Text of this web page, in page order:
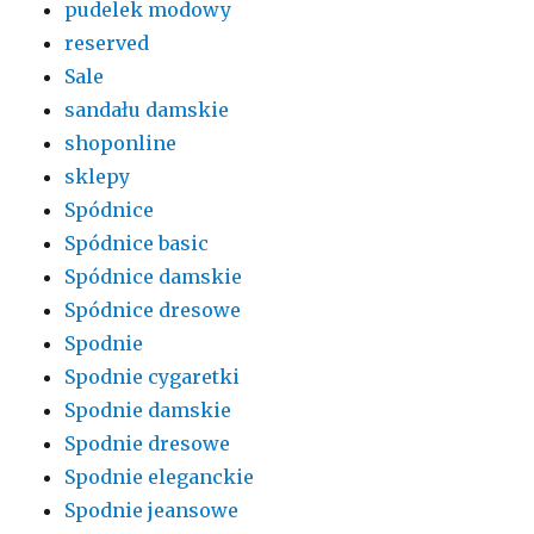
pudelek modowy
reserved
Sale
sandału damskie
shoponline
sklepy
Spódnice
Spódnice basic
Spódnice damskie
Spódnice dresowe
Spodnie
Spodnie cygaretki
Spodnie damskie
Spodnie dresowe
Spodnie eleganckie
Spodnie jeansowe